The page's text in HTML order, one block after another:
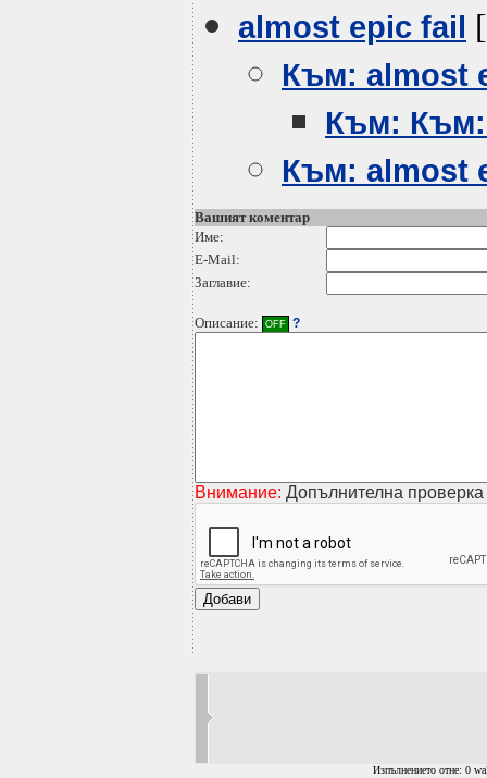
almost epic fail
Към: almost
Към: Към:
Към: almost
Вашият коментар
Име:
E-Mail:
Заглавие:
Описание: OFF ?
Внимание: Допълнителна проверка
Изпълнението отне: 0